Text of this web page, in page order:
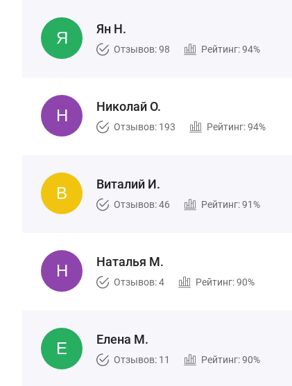
Ян Н.
Отзывов: 98 Рейтинг: 94%
Николай О.
Отзывов: 193 Рейтинг: 94%
Виталий И.
Отзывов: 46 Рейтинг: 91%
Наталья М.
Отзывов: 4 Рейтинг: 90%
Елена М.
Отзывов: 11 Рейтинг: 90%